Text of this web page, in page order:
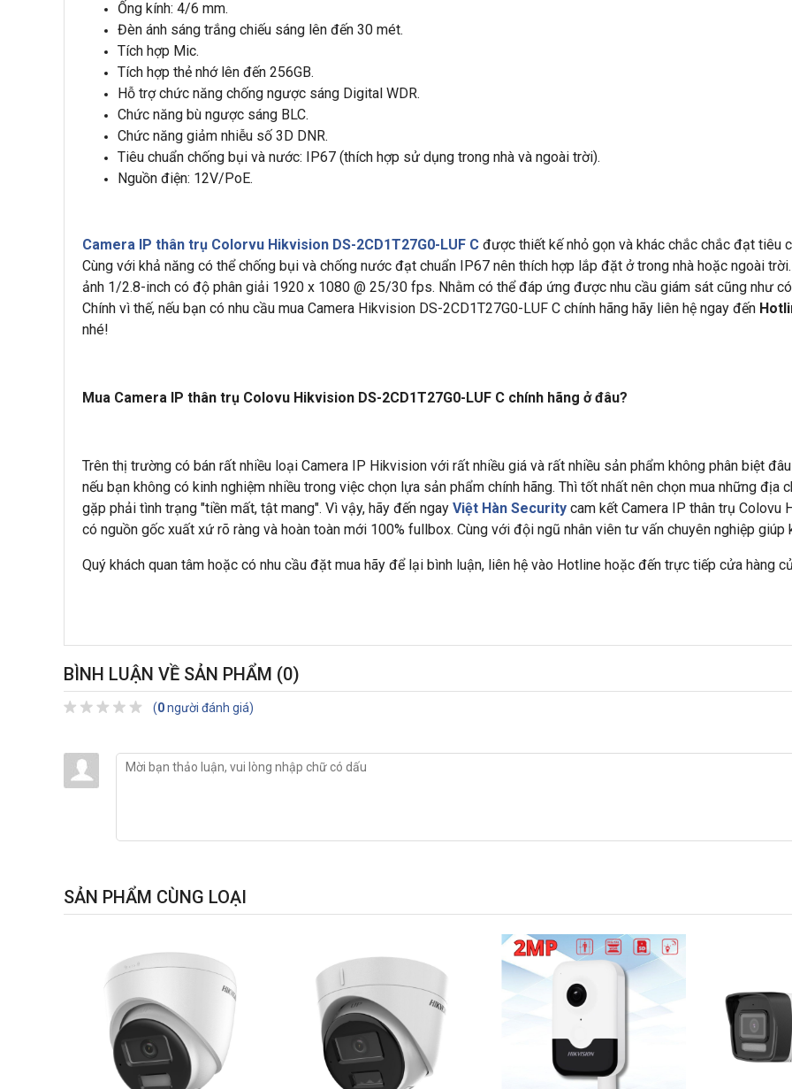
Ống kính: 4/6 mm.
Đèn ánh sáng trắng chiếu sáng lên đến 30 mét.
Tích hợp Mic.
Tích hợp thẻ nhớ lên đến 256GB.
Hỗ trợ chức năng chống ngược sáng Digital WDR.
Chức năng bù ngược sáng BLC.
Chức năng giảm nhiễu số 3D DNR.
Tiêu chuẩn chống bụi và nước: IP67 (thích hợp sử dụng trong nhà và ngoài trời).
Nguồn điện: 12V/PoE.
Camera IP thân trụ Colorvu Hikvision DS-2CD1T27G0-LUF C được thiết kế nhỏ gọn và khác chắc chắc đạt tiêu
Cùng với khả năng có thể chống bụi và chống nước đạt chuẩn IP67 nên thích hợp lắp đặt ở trong nhà hoặc ngoài
ảnh 1/2.8-inch có độ phân giải 1920 x 1080 @ 25/30 fps. Nhằm có thể đáp ứng được nhu cầu giám sát cũng như
Chính vì thế, nếu bạn có nhu cầu mua Camera Hikvision DS-2CD1T27G0-LUF C chính hãng hãy liên hệ ngay đến
nhé!
Mua Camera IP thân trụ Colovu Hikvision DS-2CD1T27G0-LUF C chính hãng ở đâu?
Trên thị trường có bán rất nhiều loại Camera IP Hikvision với rất nhiều giá và rất nhiều sản phẩm không phân biệt
nếu bạn không có kinh nghiệm nhiều trong việc chọn lựa sản phẩm chính hãng. Thì tốt nhất nên chọn mua những địa
gặp phải tình trạng "tiền mất, tật mang". Vì vậy, hãy đến ngay Việt Hàn Security cam kết Camera IP thân trụ Colovu
có nguồn gốc xuất xứ rõ ràng và hoàn toàn mới 100% fullbox. Cùng với đội ngũ nhân viên tư vấn chuyên nghiệp
Quý khách quan tâm hoặc có nhu cầu đặt mua hãy để lại bình luận, liên hệ vào Hotline hoặc đến trực tiếp cửa hàng
BÌNH LUẬN VỀ SẢN PHẨM (0)
(0người đánh giá)
SẢN PHẨM CÙNG LOẠI